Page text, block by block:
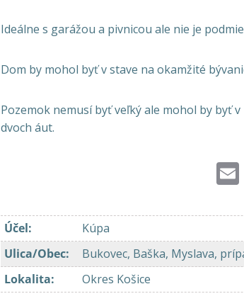
Ideálne s garážou a pivnicou ale nie je
Dom by mohol byť v stave na okamžité
Pozemok nemusí byť veľký ale mohol by byť
dvoch áut.
Účel:
Kúpa
Ulica/Obec:
Bukovec, Baška, Myslava,
Lokalita: Okres Košice